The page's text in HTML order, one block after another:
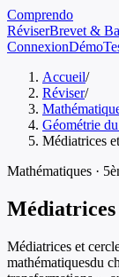
Comprendo
RéviserBrevet &
ConnexionDémo
Accueil/
Réviser/
Géométrie
Médiatrices
Mathématiques ·
Médiatrices et
mathématiquesdu